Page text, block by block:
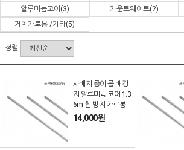
알루미늄코어 (3) 카운트웨이트(2)
거치가로봉 /기타(5)
정렬
사베지 종이 롤 배경
지 알루미늄 코어 1.3
6m 휨 방지 가로봉
14,000원